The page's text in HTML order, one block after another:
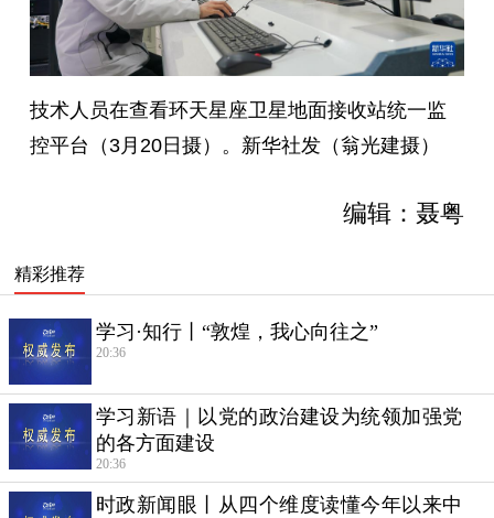
技术人员在查看环天星座卫星地面接收站统一监
控平台（3月20日摄）。新华社发（翁光建摄）
编辑：聂粤
精彩推荐